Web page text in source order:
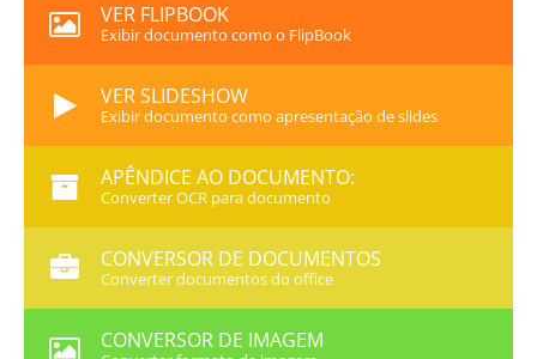
VER FLIPBOOK
Exibir documento como o FlipBook
VER SLIDESHOW
Exibir documento como apresentação de slides
APÊNDICE AO DOCUMENTO:
Converter OCR para documento
CONVERSOR DE DOCUMENTOS
Converter documentos do office
CONVERSOR DE IMAGEM